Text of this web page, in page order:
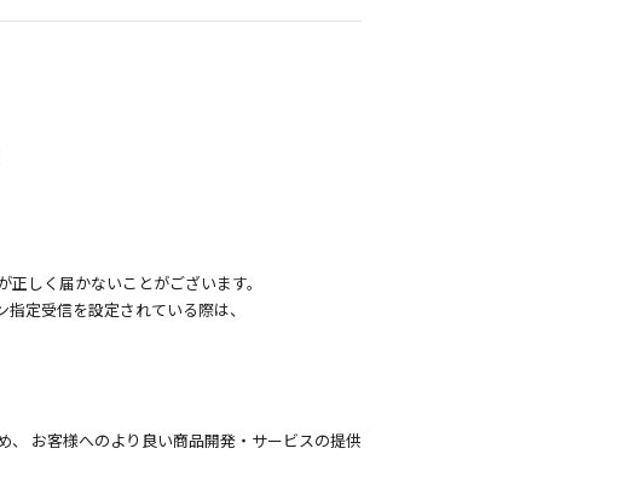
しく届かないことがございます。
定受信を設定されている際は、
お客様へのより良い商品開発・サービスの提供